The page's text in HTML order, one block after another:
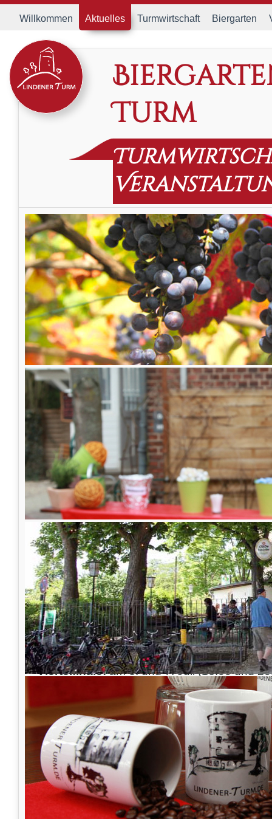
Willkommen Aktuelles Turmwirtschaft Biergarten
Turm
Das Runde muss doch
Wir im Lindener Turm sindLIVE
dabei,
2018https://de.fifa.com/worldcup/startet.
Verfolgen Sie auf2 Großbildschirmenim
ALLE Spiele mit Deutscher Beteiligung
Sowie das & Viertelfinale, Halbfinale und
Gruppenphase:
Deutschland - Mexico am 17.06. um 17.00
Deutschland – Schweden am 23.06. um
Deutschland - Südkorea am 27.6. um 16.00
Viertelfinale:am 6. und 7. Juli (16.00 und
am 10 und 11. Juli (20.00 Uhr)
Finale:15. Juli um 17.00 Uhr
Bitte seien Sie rechtzeitig vor Spielbeginn
Reservierungenim Garten vornehmen.
TIPP
Für alle weniger Fußballinteressierten haben
Galerie, 1. Etage Turm mit herrlicher
Weitsicht oder vorne im Kleinen Biergarten